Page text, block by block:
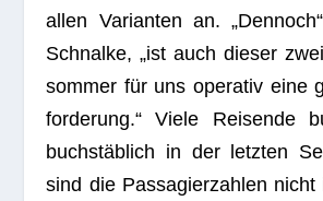
allen Vari­an­ten an.
Schnalke, „ist auch die­ser
som­mer für uns ope­ra­tiv eine
forderung.“ Viele Rei­sende
buch­stäb­lich in der letz­ten
sind die Pas­sa­gier­zah­len